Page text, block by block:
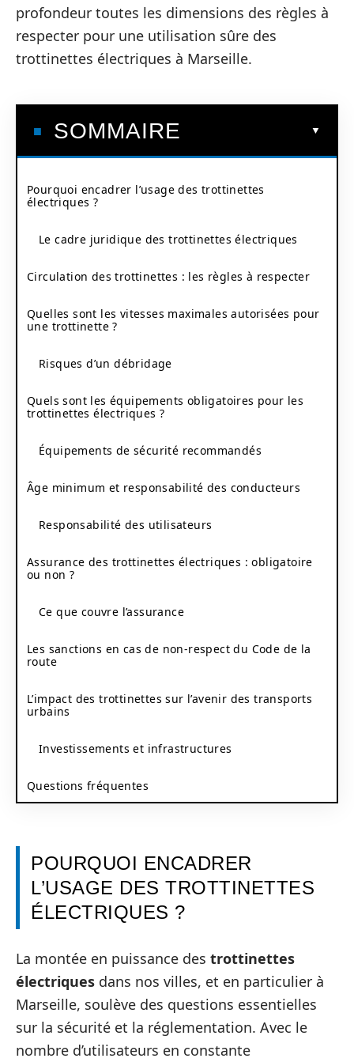
profondeur toutes les dimensions des règles à
respecter pour une utilisation sûre des
trottinettes électriques à Marseille.
SOMMAIRE
Pourquoi encadrer l’usage des trottinettes
électriques ?
Le cadre juridique des trottinettes électriques
Circulation des trottinettes : les règles à respecter
Quelles sont les vitesses maximales autorisées pour
une trottinette ?
Risques d’un débridage
Quels sont les équipements obligatoires pour les
trottinettes électriques ?
Équipements de sécurité recommandés
Âge minimum et responsabilité des conducteurs
Responsabilité des utilisateurs
Assurance des trottinettes électriques : obligatoire
ou non ?
Ce que couvre l’assurance
Les sanctions en cas de non-respect du Code de la
route
L’impact des trottinettes sur l’avenir des transports
urbains
Investissements et infrastructures
Questions fréquentes
POURQUOI ENCADRER
L’USAGE DES TROTTINETTES
ÉLECTRIQUES ?
La montée en puissance des trottinettes
électriques dans nos villes, et en particulier à
Marseille, soulève des questions essentielles
sur la sécurité et la réglementation. Avec le
nombre d’utilisateurs en constante